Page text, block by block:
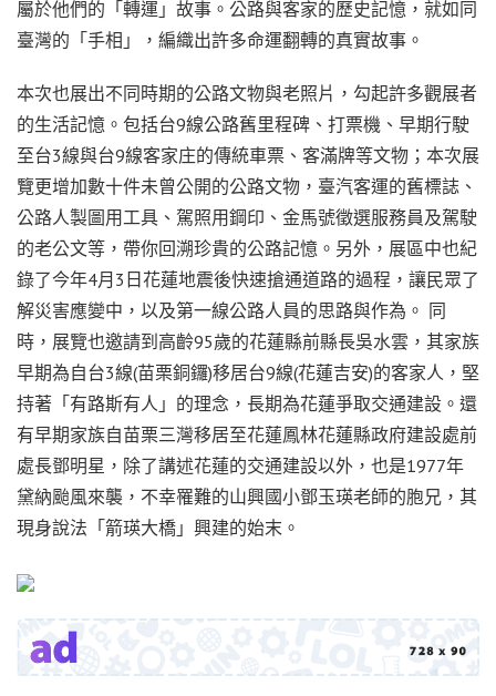
屬於他們的「轉運」故事。公路與客家的歷史記憶，就如同
臺灣的「手相」，編織出許多命運翻轉的真實故事。
本次也展出不同時期的公路文物與老照片，勾起許多觀展者
的生活記憶。包括台9線公路舊里程碑、打票機、早期行駛
至台3線與台9線客家庄的傳統車票、客滿牌等文物；本次展
覽更增加數十件未曾公開的公路文物，臺汽客運的舊標誌、
公路人製圖用工具、駕照用鋼印、金馬號徵選服務員及駕駛
的老公文等，帶你回溯珍貴的公路記憶。另外，展區中也紀
錄了今年4月3日花蓮地震後快速搶通道路的過程，讓民眾了
解災害應變中，以及第一線公路人員的思路與作為。 同
時，展覽也邀請到高齡95歲的花蓮縣前縣長吳水雲，其家族
早期為自台3線(苗栗銅鑼)移居台9線(花蓮吉安)的客家人，堅
持著「有路斯有人」的理念，長期為花蓮爭取交通建設。還
有早期家族自苗栗三灣移居至花蓮鳳林花蓮縣政府建設處前
處長鄧明星，除了講述花蓮的交通建設以外，也是1977年
黛納颱風來襲，不幸罹難的山興國小鄧玉瑛老師的胞兄，其
現身說法「箭瑛大橋」興建的始末。